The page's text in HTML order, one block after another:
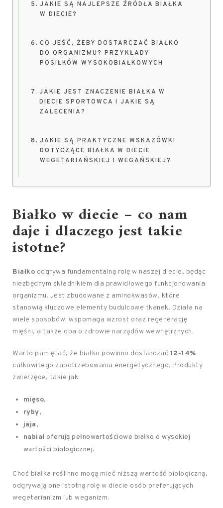
JAKIE SĄ NAJLEPSZE ŹRÓDŁA BIAŁKA
W DIECIE?
CO JEŚĆ, ŻEBY DOSTARCZAĆ BIAŁKO
DO ORGANIZMU? PRZYKŁADY
POSIŁKÓW WYSOKOBIAŁKOWYCH
JAKIE JEST ZNACZENIE BIAŁKA W
DIECIE SPORTOWCA I JAKIE SĄ
ZALECENIA?
JAKIE SĄ PRAKTYCZNE WSKAZÓWKI
DOTYCZĄCE BIAŁKA W DIECIE
WEGETARIAŃSKIEJ I WEGAŃSKIEJ?
Białko w diecie – co nam
daje i dlaczego jest takie
istotne?
Białko odgrywa fundamentalną rolę w naszej diecie, będąc
niezbędnym składnikiem dla prawidłowego funkcjonowania
organizmu. Jest zbudowane z aminokwasów, które
stanowią kluczowe elementy budulcowe tkanek. Działa na
wiele sposobów: wspomaga wzrost oraz regenerację
mięśni, a także dba o zdrowie narządów wewnętrznych.
Warto pamiętać, że białko powinno dostarczać 12-14%
całkowitego zapotrzebowania energetycznego. Produkty
zwierzęce, takie jak:
mięso,
ryby,
jaja,
nabiał oferują pełnowartościowe białko o wysokiej
wartości biologicznej.
Choć białka roślinne mogą mieć niższą wartość biologiczną,
odgrywają one istotną rolę w diecie osób preferujących
wegetarianizm lub weganizm.